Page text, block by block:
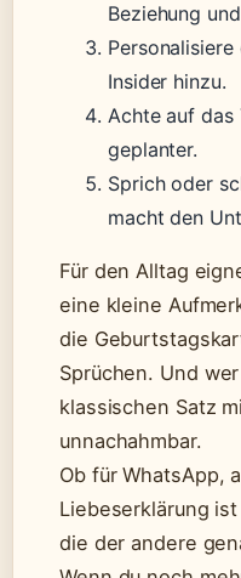
Beziehung
Insider hinzu.
Achte auf das
geplanter.
Sprich oder
macht den
Für den Alltag
eine kleine
die
Sprüchen. Und
klassischen Satz
unnachahmbar.
Ob für WhatsApp,
Liebeserklärung
die der andere